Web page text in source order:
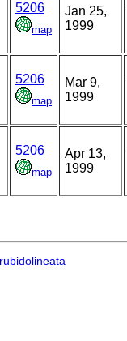
5206
map
Jan 25,
1999
5206
map
Mar 9,
1999
5206
map
Apr 13,
1999
rubidolineata